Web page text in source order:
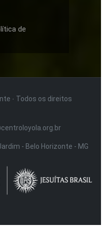
de
· Todos os direitos
- Belo Horizonte - MG